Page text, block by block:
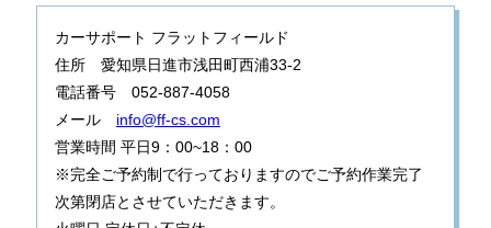
カーサポート フラットフィールド
住所 愛知県日進市浅田町西浦33-2
電話番号 052-887-4058
メール info@ff-cs.com
営業時間 平日9：00~18：00
※完全ご予約制で行っておりますのでご予約作業完了
次第閉店とさせていただきます。